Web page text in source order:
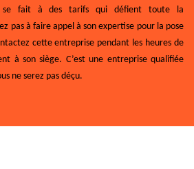
se fait à des tarifs qui défient toute la
pas à faire appel à son expertise pour la pose
cette entreprise pendant les heures de
à son siège. C’est une entreprise qualifiée
ne serez pas déçu.